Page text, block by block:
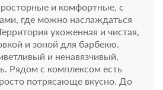
и комфортные, с
где можно наслаждаться
ухоженная и чистая,
и зоной для барбекю.
и ненавязчивый,
Рядом с комплексом есть
потрясающе вкусно. До